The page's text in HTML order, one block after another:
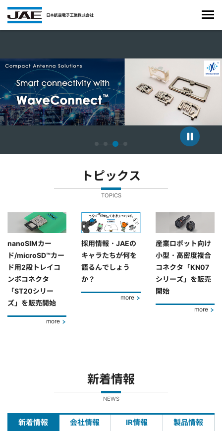
トピックス
TOPICS
nanoSIMカー
ド/microSD™カー
ド用2段トレイコ
ンボコネクタ
「ST20シリー
ズ」を販売開始
more
採用情報・JAEの
キャラたちが何を
語るんでしょう
か？
more
産業ロボット向け
小型・高密度複合
コネクタ「KN07
シリーズ」を販売
開始
more
新着情報
NEWS
新着情報 会社情報 IR情報 製品情報